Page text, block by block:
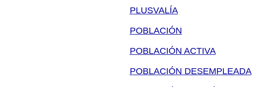
PLUSVALÍA
POBLACIÓN
POBLACIÓN ACTIVA
POBLACIÓN DESEMPLEADA